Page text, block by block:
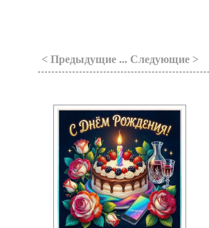
< Предыдущие ... Следующие >